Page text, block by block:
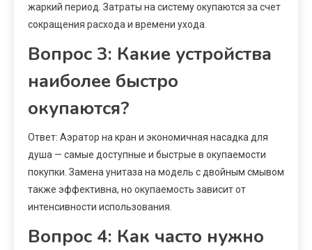
жаркий период. Затраты на систему окупаются за счет
сокращения расхода и времени ухода.
Вопрос 3: Какие устройства
наиболее быстро
окупаются?
Ответ: Аэратор на кран и экономичная насадка для
душа — самые доступные и быстрые в окупаемости
покупки. Замена унитаза на модель с двойным смывом
также эффективна, но окупаемость зависит от
интенсивности использования.
Вопрос 4: Как часто нужно